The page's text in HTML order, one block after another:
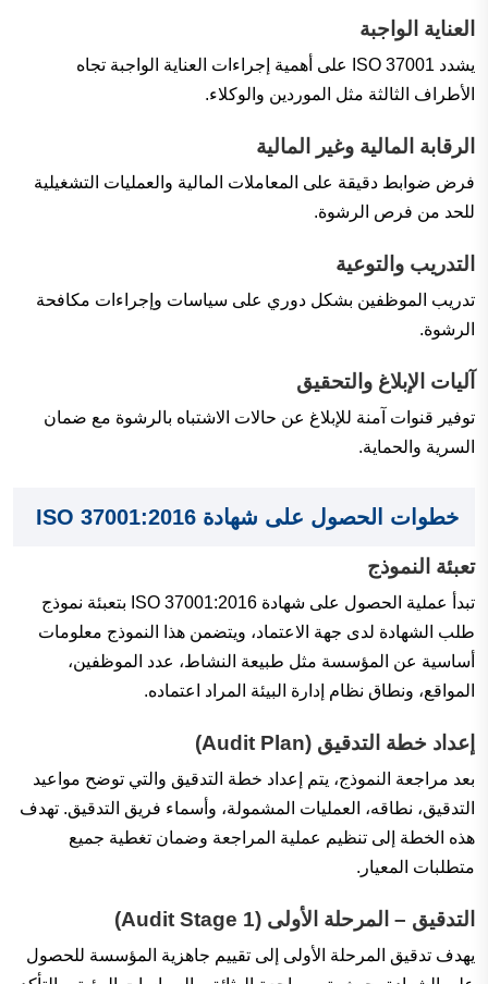
العناية الواجبة
يشدد ISO 37001 على أهمية إجراءات العناية الواجبة تجاه
الأطراف الثالثة مثل الموردين والوكلاء.
الرقابة المالية وغير المالية
فرض ضوابط دقيقة على المعاملات المالية والعمليات التشغيلية
للحد من فرص الرشوة.
التدريب والتوعية
تدريب الموظفين بشكل دوري على سياسات وإجراءات مكافحة
الرشوة.
آليات الإبلاغ والتحقيق
توفير قنوات آمنة للإبلاغ عن حالات الاشتباه بالرشوة مع ضمان
السرية والحماية.
خطوات الحصول على شهادة ISO 37001:2016
تعبئة النموذج
تبدأ عملية الحصول على شهادة ISO 37001:2016 بتعبئة نموذج
طلب الشهادة لدى جهة الاعتماد، ويتضمن هذا النموذج معلومات
أساسية عن المؤسسة مثل طبيعة النشاط، عدد الموظفين،
المواقع، ونطاق نظام إدارة البيئة المراد اعتماده.
إعداد خطة التدقيق (Audit Plan)
بعد مراجعة النموذج، يتم إعداد خطة التدقيق والتي توضح مواعيد
التدقيق، نطاقه، العمليات المشمولة، وأسماء فريق التدقيق. تهدف
هذه الخطة إلى تنظيم عملية المراجعة وضمان تغطية جميع
متطلبات المعيار.
التدقيق – المرحلة الأولى (Audit Stage 1)
يهدف تدقيق المرحلة الأولى إلى تقييم جاهزية المؤسسة للحصول